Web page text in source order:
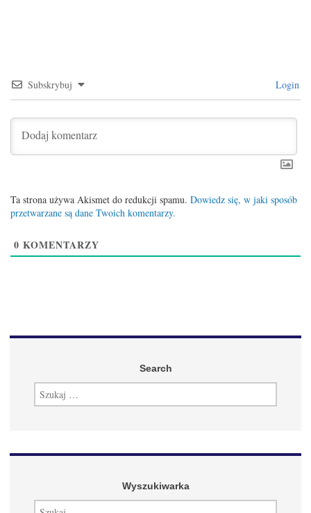
Subskrybuj Login
Ta strona używa Akismet do redukcji spamu. Dowiedz się, w jaki sposób
przetwarzane są dane Twoich komentarzy.
0 KOMENTARZY
Search
SZUKAJ:
Wyszukiwarka
SZUKAJ: